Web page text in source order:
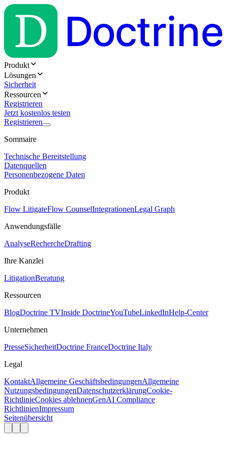
Produkt
Lösungen
Sicherheit
Ressourcen
Registrieren
Jetzt kostenlos testen
Registrieren
Sommaire
Technische Bereitstellung
Datenquellen
Personenbezogene Daten
Produkt
Flow LitigateFlow CounselIntegrationenLegal Graph
Anwendungsfälle
AnalyseRechercheDrafting
Ihre Kanzlei
LitigationBeratung
Ressourcen
BlogDoctrine TVInside DoctrineYouTubeLinkedInHelp-Center
Unternehmen
PresseSicherheitDoctrine FranceDoctrine Italy
Legal
KontaktAllgemeine GeschäftsbedingungenAllgemeine
NutzungsbedingungenDatenschutzerklärungCookie-
RichtlinieCookies ablehnenGenAI Compliance
RichtlinienImpressum
Seitenübersicht